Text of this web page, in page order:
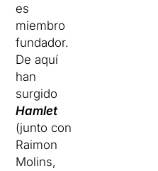
es
miembro
fundador.
De aquí
han
surgido
Hamlet
(junto con
Raimon
Molins,